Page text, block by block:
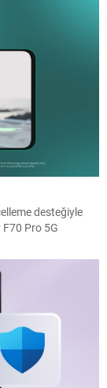
desteğiyle
F70 Pro 5G